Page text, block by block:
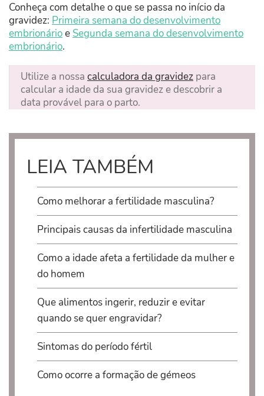
Conheça com detalhe o que se passa no início da
gravidez: Primeira semana do desenvolvimento
embrionárioe Segunda semana do desenvolvimento
embrionário.
Utilize a nossa calculadora da gravidez para
calcular a idade da sua gravidez e descobrir a
data provável para o parto.
LEIA TAMBÉM
Como melhorar a fertilidade masculina?
Principais causas da infertilidade masculina
Como a idade afeta a fertilidade da mulher e
do homem
Que alimentos ingerir, reduzir e evitar
quando se quer engravidar?
Sintomas do período fértil
Como ocorre a formação de gémeos